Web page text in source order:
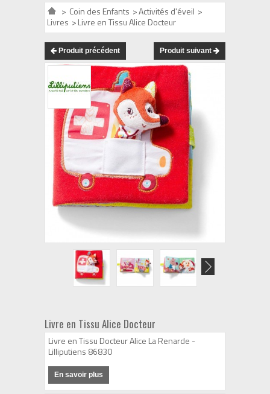
> Coin des Enfants >Activités d'éveil >
Livres >Livre en Tissu Alice Docteur
Produit précédent Produit suivant
Livre en Tissu Alice Docteur
Livre en Tissu Docteur Alice La Renarde -
Lilliputiens 86830
En savoir plus